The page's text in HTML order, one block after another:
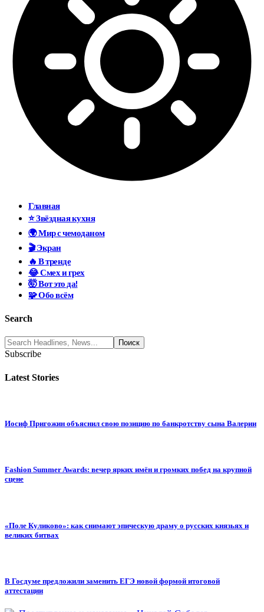
Главная
⭐ Звёздная кухня
🌍 Мир с чемоданом
🎬 Экран
🔥 В тренде
😂 Смех и грех
🤯 Вот это да!
🧩 Обо всём
Search
Subscribe
Latest Stories
Иосиф Пригожин объяснил свою позицию по банкротству сына Валерии
Fashion Summer Awards: вечер ярких имён и громких побед на крупной
сцене
«Поле Куликово»: как снимают эпическую драму о русских князьях и
великих битвах
В Госдуме предложили заменить ЕГЭ новой формой итоговой
аттестации